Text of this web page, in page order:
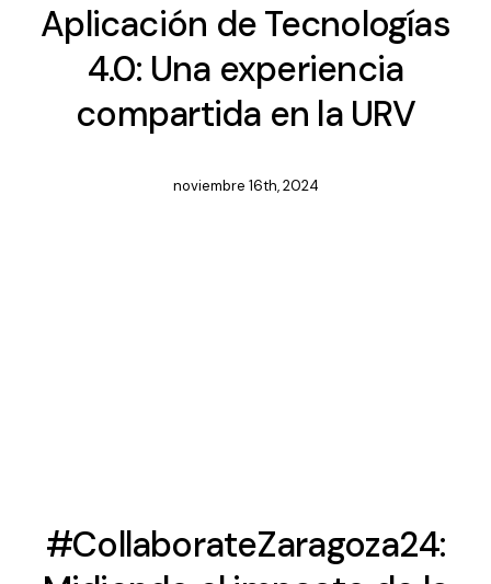
Aplicación de Tecnologías
4.0: Una experiencia
compartida en la URV
noviembre 16th, 2024
#CollaborateZaragoza24: